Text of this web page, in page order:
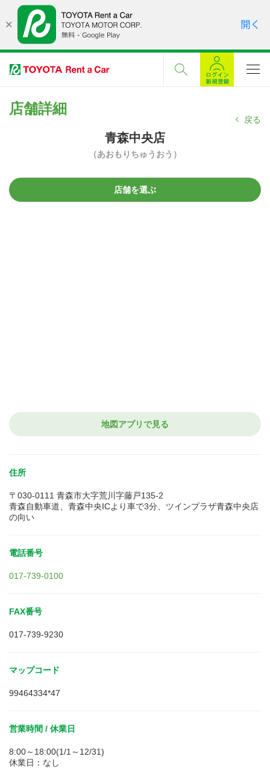
店舗詳細
戻る
青森中央店
（あおもりちゅうおう）
店舗を選ぶ
地図アプリで見る
住所
〒030-0111 青森市大字荒川字藤戸135-2
青森自動車道、青森中央ICより車で3分、ツインプラザ青森中央店
の向い
電話番号
017-739-0100
FAX番号
017-739-9230
マップコード
99464334*47
営業時間 / 休業日
8:00～18:00(1/1～12/31)
休業日：なし